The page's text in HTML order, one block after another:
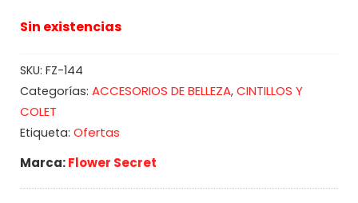
Sin existencias
SKU: FZ-144
Categorías: ACCESORIOS DE BELLEZA, CINTILLOS Y
COLET
Etiqueta: Ofertas
Marca:Flower Secret